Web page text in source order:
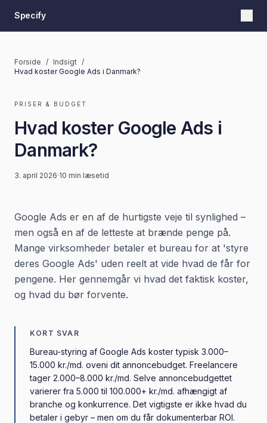
Specify
Forside / Indsigt /
Hvad koster Google Ads i Danmark?
PRISER & BUDGET
Hvad koster Google Ads i
Danmark?
3. april 2026·10 min læsetid
Google Ads er en af de hurtigste veje til synlighed –
men også en af de letteste at brænde penge på.
Mange virksomheder betaler et bureau for at 'styre
deres Google Ads' uden reelt at vide hvad de får for
pengene. Her gennemgår vi hvad det faktisk koster,
og hvad du bør forvente.
KORT SVAR
Bureau-styring af Google Ads koster typisk 3.000–
15.000 kr./md. oveni dit annoncebudget. Freelancere
tager 2.000–8.000 kr./md. Selve annoncebudgettet
varierer fra 5.000 til 100.000+ kr./md. afhængigt af
branche og konkurrence. Det vigtigste er ikke hvad du
betaler i gebyr – men om du får dokumenterbar ROI.